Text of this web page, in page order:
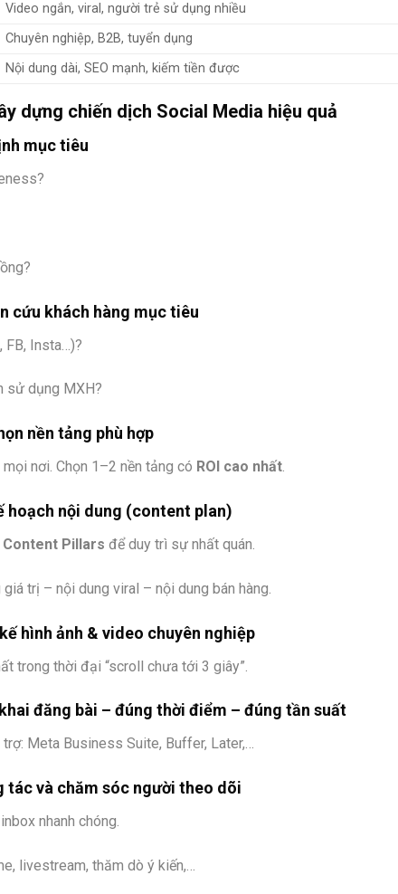
Video ngắn, viral, người trẻ sử dụng nhiều
Chuyên nghiệp, B2B, tuyển dụng
Nội dung dài, SEO mạnh, kiếm tiền được
dựng chiến dịch Social Media hiệu quả
mục tiêu
cứu khách hàng mục tiêu
FB, Insta…)?
sử dụng MXH?
nền tảng phù hợp
nơi. Chọn 1–2 nền tảng có ROI cao nhất.
hoạch nội dung (content plan)
Content Pillars để duy trì sự nhất quán.
trị – nội dung viral – nội dung bán hàng.
hình ảnh & video chuyên nghiệp
trong thời đại “scroll chưa tới 3 giây”.
đăng bài – đúng thời điểm – đúng tần suất
Meta Business Suite, Buffer, Later,…
tác và chăm sóc người theo dõi
nhanh chóng.
livestream, thăm dò ý kiến,…